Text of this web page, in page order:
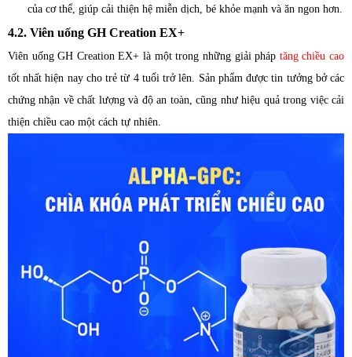
của cơ thể, giúp cải thiện hệ miễn dịch, bé khỏe mạnh và ăn ngon hơn.
4.2. Viên uống GH Creation EX+
Viên uống GH Creation EX+ là một trong những giải pháp tăng chiều cao
tốt nhất hiện nay cho trẻ từ 4 tuổi trở lên. Sản phẩm được tin tưởng bở các
chứng nhận về chất lượng và độ an toàn, cũng như hiệu quả trong việc cải
thiện chiều cao một cách tự nhiên.